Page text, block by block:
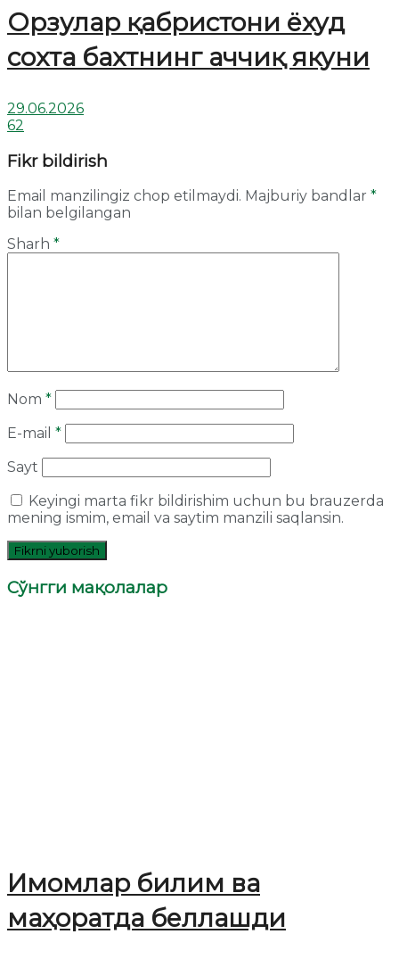
Орзулар қабристони ёхуд
сохта бахтнинг аччиқ якуни
29.06.2026
62
Fikr bildirish
Email manzilingiz chop etilmaydi. Majburiy bandlar *
bilan belgilangan
Sharh *
Nom *
E-mail *
Sayt
Keyingi marta fikr bildirishim uchun bu brauzerda
mening ismim, email va saytim manzili saqlansin.
Сўнгги мақолалар
Имомлар билим ва
маҳоратда беллашди